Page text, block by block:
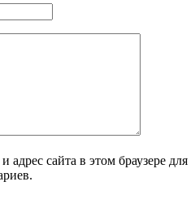
адрес сайта в этом браузере для